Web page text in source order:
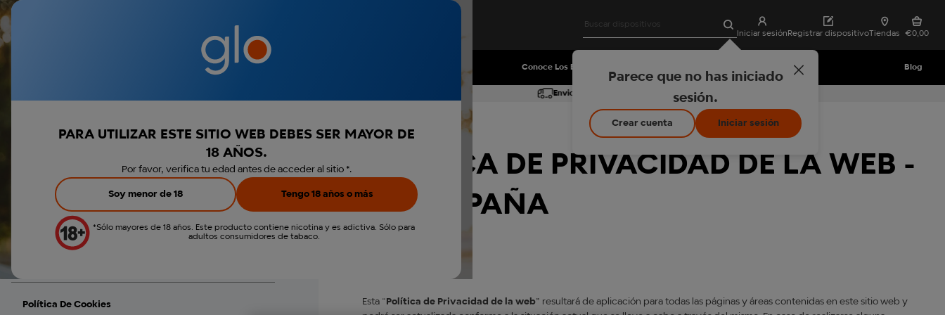
Borrar búsqueda
Buscar
Iniciar sesión
Parece que no has iniciado
sesión.
Crear cuenta Iniciar sesión
Registrar dispositivo Tiendas €0,00
Sticks veo™ Conoce Los Beneficios Blog
Envio gratis por la compra de Hyper Pro
Términos Y Condiciones
Política De Privacidad
Política De Cookies
POLÍTICA DE PRIVACIDAD DE LA WEB -
glo™ ESPAÑA
INTRODUCCIÓN
Esta “ Política de Privacidad de la web” resultará de aplicación para todas las páginas y áreas contenidas en este sitio web y
PARA UTILIZAR ESTE SITIO WEB DEBES SER MAYOR DE
18 AÑOS.
Por favor, verifica tu edad antes de acceder al sitio *.
Soy menor de 18 Tengo 18 años o más
*Sólo mayores de 18 años. Este producto contiene nicotina y es adictiva. Sólo para
adultos consumidores de tabaco.